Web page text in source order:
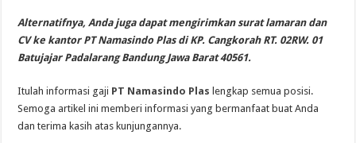
Alternatifnya, Anda juga dapat mengirimkan surat lamaran dan
CV ke kantor PT Namasindo Plas di KP. Cangkorah RT. 02RW. 01
Batujajar Padalarang Bandung Jawa Barat 40561.
Itulah informasi gaji PT Namasindo Plas lengkap semua posisi.
Semoga artikel ini memberi informasi yang bermanfaat buat Anda
dan terima kasih atas kunjungannya.